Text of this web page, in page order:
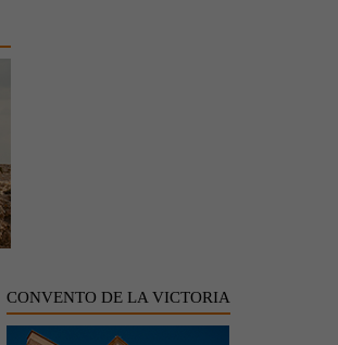
CONVENTO DE LA VICTORIA